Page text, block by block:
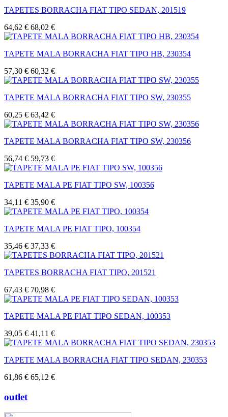
TAPETES BORRACHA FIAT TIPO SEDAN, 201519
64,62 € 68,02 €
TAPETE MALA BORRACHA FIAT TIPO HB, 230354
57,30 € 60,32 €
TAPETE MALA BORRACHA FIAT TIPO SW, 230355
60,25 € 63,42 €
TAPETE MALA BORRACHA FIAT TIPO SW, 230356
56,74 € 59,73 €
TAPETE MALA PE FIAT TIPO SW, 100356
34,11 € 35,90 €
TAPETE MALA PE FIAT TIPO, 100354
35,46 € 37,33 €
TAPETES BORRACHA FIAT TIPO, 201521
67,43 € 70,98 €
TAPETE MALA PE FIAT TIPO SEDAN, 100353
39,05 € 41,11 €
TAPETE MALA BORRACHA FIAT TIPO SEDAN, 230353
61,86 € 65,12 €
outlet